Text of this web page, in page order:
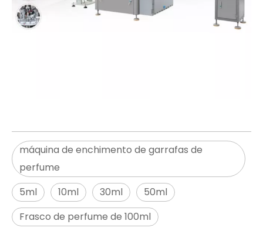
máquina de enchimento de garrafas de
perfume
5ml
10ml 30ml
50ml
Frasco de perfume de 100ml